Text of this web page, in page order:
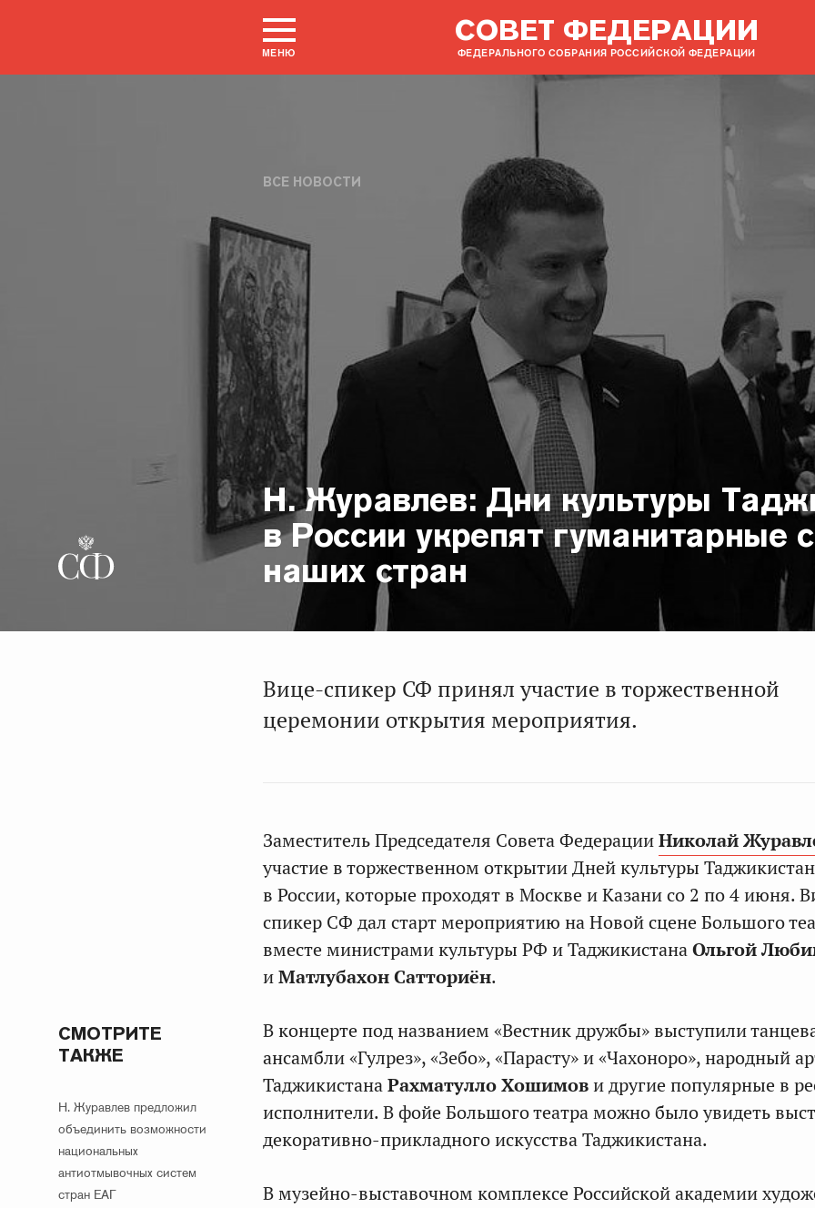
МЕНЮ
СОВЕТ ФЕДЕРАЦИИ
ФЕДЕРАЛЬНОГО СОБРАНИЯ РОССИЙСКОЙ ФЕДЕРАЦИИ
ВСЕ НОВОСТИ
Н. Журавлев: Дни культуры
в России укрепят гуманитарные
наших стран
Вице-спикер СФ принял участие в торжественной
церемонии открытия мероприятия.
Заместитель Председателя Совета ФедерацииНиколай
участие в торжественном открытии Дней культуры
в России, которые проходят в Москве и Казани со 2 по 4 июня.
спикер СФ дал старт мероприятию на Новой сцене Большого
вместе министрами культуры РФ и ТаджикистанаОльгой
иМатлубахон Сатториён.
СМОТРИТЕ
ТАКЖЕ
Н. Журавлев предложил
объединить возможности
национальных
антиотмывочных систем
стран ЕАГ
В концерте под названием «Вестник дружбы» выступили
ансамбли «Гулрез», «Зебо», «Парасту» и «Чахоноро», народный
ТаджикистанаРахматулло Хошимови другие популярные в
исполнители. В фойе Большого театра можно было увидеть
декоративно-прикладного искусства Таджикистана.
В музейно-выставочном комплексе Российской академии